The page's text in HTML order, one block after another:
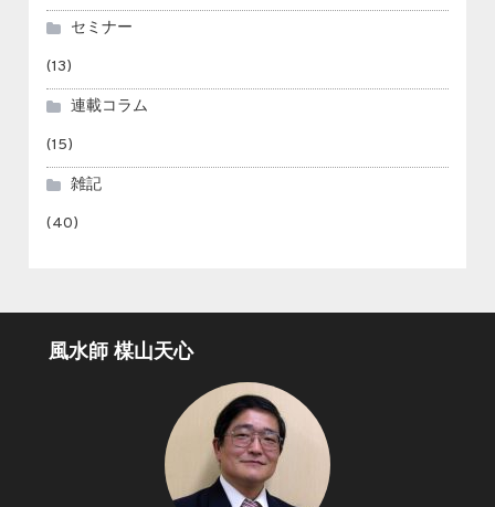
セミナー
(13)
連載コラム
(15)
雑記
(40)
風水師 楳山天心